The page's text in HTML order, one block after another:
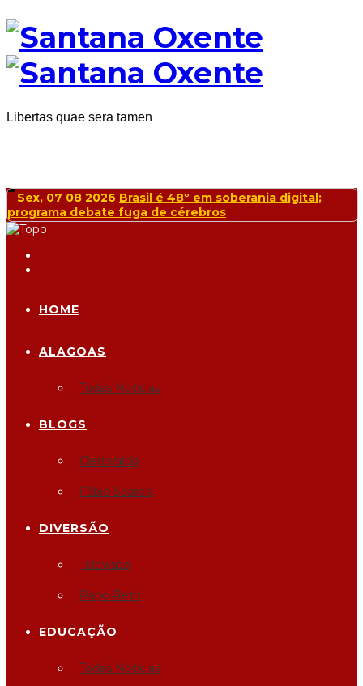
Libertas quae sera tamen
Sex, 07 08 2026 Brasil é 48º em soberania digital;
programa debate fuga de cérebros
HOME
ALAGOAS
Todas Notícias
BLOGS
Clerisvaldo
Fábio Soares
DIVERSÃO
Televisao
Papo Reto
EDUCAÇÃO
Todas Notícias